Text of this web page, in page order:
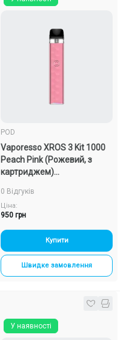
POD
Vaporesso XROS 3 Kit 1000
Peach Pink (Рожевий, з
картриджем)
0 Відгуків
Ціна:
950 грн
Купити
Швидке замовлення
У наявності